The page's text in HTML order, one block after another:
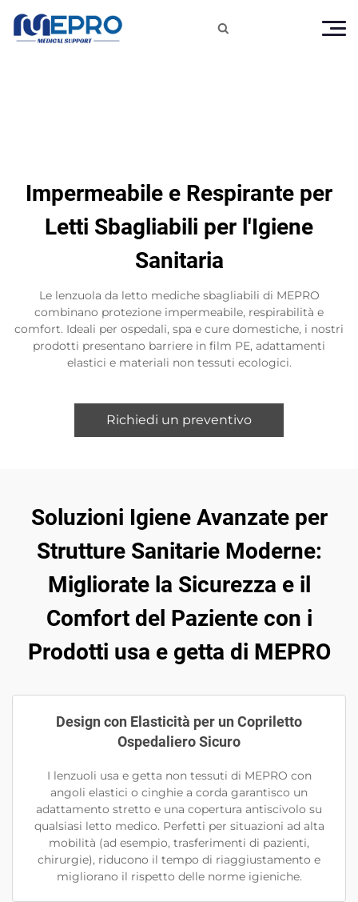

Impermeabile e Respirante per
Letti Sbagliabili per l'Igiene
Sanitaria
Le lenzuola da letto mediche sbagliabili di MEPRO
combinano protezione impermeabile, respirabilità e
comfort. Ideali per ospedali, spa e cure domestiche, i nostri
prodotti presentano barriere in film PE, adattamenti
elastici e materiali non tessuti ecologici.
Richiedi un preventivo
Soluzioni Igiene Avanzate per
Strutture Sanitarie Moderne:
Migliorate la Sicurezza e il
Comfort del Paziente con i
Prodotti usa e getta di MEPRO
Design con Elasticità per un Copriletto
Ospedaliero Sicuro
I lenzuoli usa e getta non tessuti di MEPRO con
angoli elastici o cinghie a corda garantisco un
adattamento stretto e una copertura antiscivolo su
qualsiasi letto medico. Perfetti per situazioni ad alta
mobilità (ad esempio, trasferimenti di pazienti,
chirurgie), riducono il tempo di riaggiustamento e
migliorano il rispetto delle norme igieniche.